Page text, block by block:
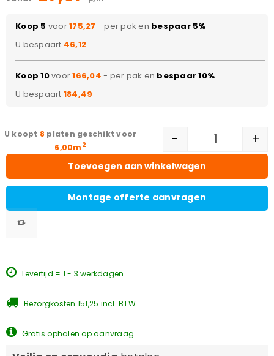
Koop 5 voor175,27 - per pak en bespaar 5%
U bespaart 46,12
Koop 10voor166,04 - per pak en bespaar 10%
U bespaart 184,49
- +
Toevoegen aan winkelwagen
Montage offerte aanvragen
8 platen geschikt voor
6,00m 2
Levertijd = 1 - 3 werkdagen
Bezorgkosten 151,25 incl. BTW
Gratis ophalen op aanvraag